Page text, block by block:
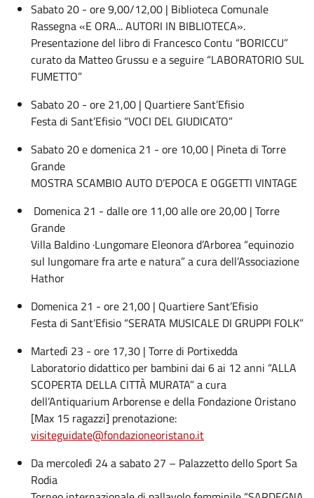
Sabato 20 - ore 9,00/12,00 | Biblioteca Comunale
Rassegna «E ORA... AUTORI IN BIBLIOTECA».
Presentazione del libro di Francesco Contu “BORICCU”
curato da Matteo Grussu e a seguire “LABORATORIO SUL
FUMETTO”
Sabato 20 - ore 21,00 | Quartiere Sant’Efisio
Festa di Sant’Efisio “VOCI DEL GIUDICATO”
Sabato 20 e domenica 21 - ore 10,00 | Pineta di Torre
Grande
MOSTRA SCAMBIO AUTO D’EPOCA E OGGETTI VINTAGE
Domenica 21 - dalle ore 11,00 alle ore 20,00 | Torre
Grande
Villa Baldino ·Lungomare Eleonora d’Arborea “equinozio
sul lungomare fra arte e natura” a cura dell’Associazione
Hathor
Domenica 21 - ore 21,00 | Quartiere Sant’Efisio
Festa di Sant’Efisio “SERATA MUSICALE DI GRUPPI FOLK”
Martedì 23 - ore 17,30 | Torre di Portixedda
Laboratorio didattico per bambini dai 6 ai 12 anni “ALLA
SCOPERTA DELLA CITTÀ MURATA” a cura
dell’Antiquarium Arborense e della Fondazione Oristano
[Max 15 ragazzi] prenotazione:
visiteguidate@fondazioneoristano.it
Da mercoledì 24 a sabato 27 – Palazzetto dello Sport Sa
Rodia